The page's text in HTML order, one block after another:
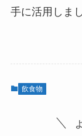
手に活用しま
飲食物